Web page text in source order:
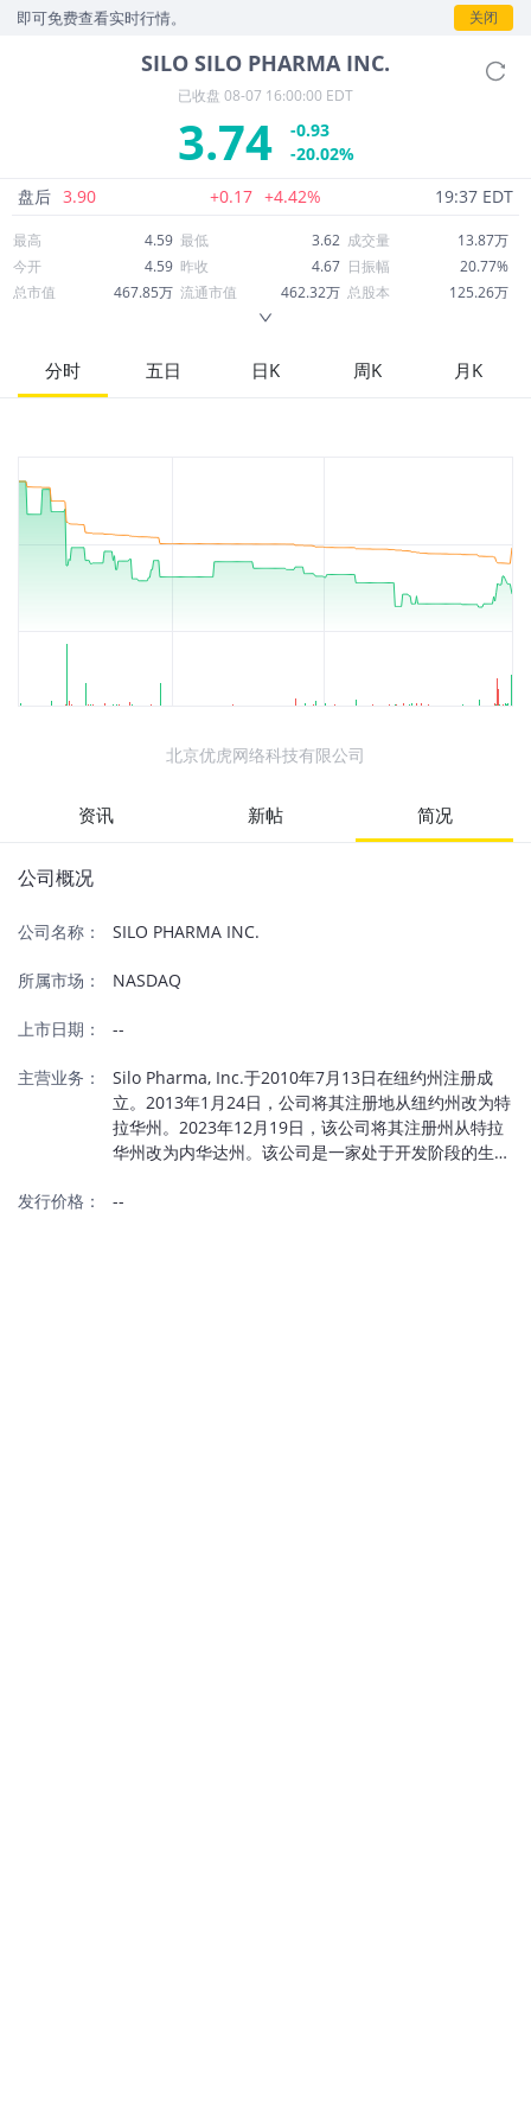
可免费查看实时行情。 关闭
SILO SILO PHARMA INC.
已收盘 08-07 16:00:00 EDT
3.74
-0.93
-20.02%
盘后 3.90 +0.17 +4.42% 19:37 EDT
最高 4.59 最低 3.62 成交量
13.87万
今开
4.59 昨收 4.67 日振幅
20.77%
总市值
467.85万 流通市值 462.32万 总股本
125.26万
52周最高
15.15 市盈率
-0.55
股息
分时 五日 日K 周K 月K
北京优虎网络科技有限公司
资讯 新帖 简况
公司概况
公司名称： SILO PHARMA INC.
所属市场： NASDAQ
上市日期： --
主营业务：
Silo Pharma, Inc.于2010年7月13日在纽约州注册成
立。2013年1月24日，公司将其注册地从纽约州改为特
拉华州。2023年12月19日，该公司将其注册州从特拉
华州改为内华达州。该公司是一家处于开发阶段的生物
碍、应激性焦虑症、纤维肌痛和中枢神经系统疾病等未
发行价格： --